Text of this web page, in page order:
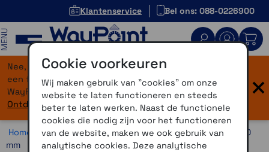
Klantenservice Bel ons: 088-0226900
Nee, je bent niet verdwaald! Onze website heeft
een flinke upgrade gekregen. Dezelfde vertrouwde
WayPoint-service, maar dan in een modern jasje.
Ontdek hier wat er allemaal nieuw is.
×
Home >Horloges >Horlogebandjes >20 mm >Quickfit 20
mm
Cookie voorkeuren
Wij maken gebruik van "cookies" om onze
website te laten functioneren en steeds
beter te laten werken. Naast de functionele
cookies die nodig zijn voor het functioneren
van de website, maken we ook gebruik van
analytische cookies. Deze analytische